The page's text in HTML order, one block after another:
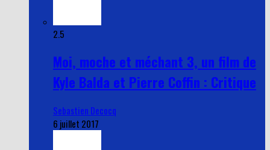
2.5
Moi, moche et méchant 3, un film de
Kyle Balda et Pierre Coffin : Critique
Sebastien Decocq
6 juillet 2017